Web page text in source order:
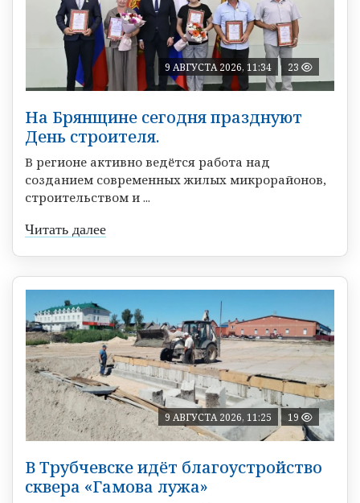
9 АВГУСТА 2026, 11:34 23
На Брянщине сегодня празднуют
День строителя.
В регионе активно ведётся работа над
созданием современных жилых микрорайонов,
строительством и ...
Читать далее
9 АВГУСТА 2026, 11:25 19
В Трубчевске идёт благоустройство
сквера «Гамова лужа»